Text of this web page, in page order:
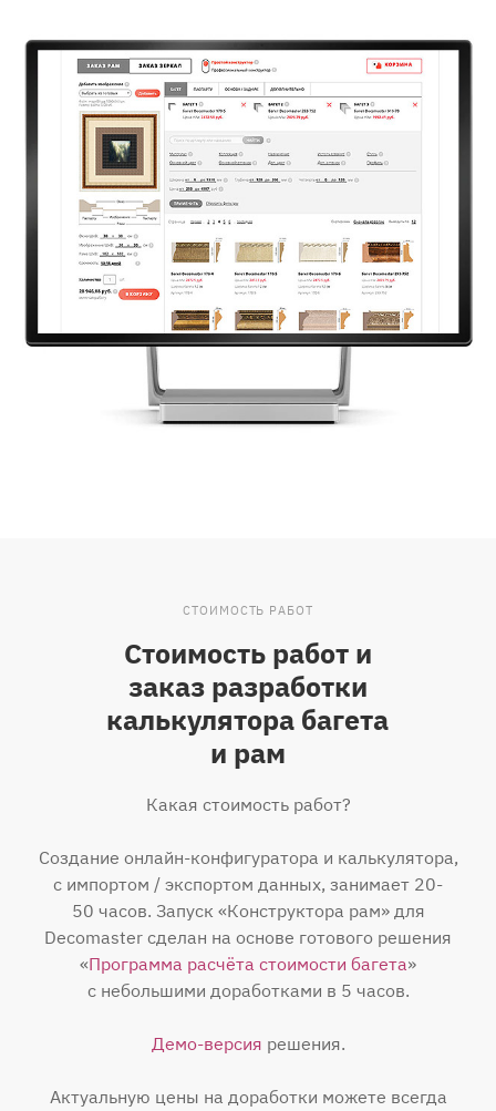
СТОИМОСТЬ РАБОТ
Стоимость работ и
заказ разработки
калькулятора багета
и рам
Какая стоимость работ?
Создание онлайн-конфигуратора и калькулятора,
с импортом / экспортом данных, занимает 20-
50 часов. Запуск «Конструктора рам» для
Decomaster сделан на основе готового решения
«Программа расчёта стоимости багета»
с небольшими доработками в 5 часов.
Демо-версия решения.
Актуальную цены на доработки можете всегда